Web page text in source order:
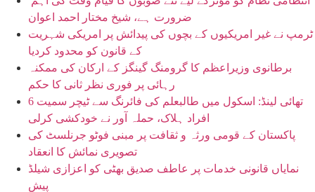
ضرورت ہے، شیخ مختار احمد اعوان
ٹرمپ نے غیر امریکیوں کے بچوں کی پیدائش پر امریکی شہریت
کے قانون کو محدود کردیا
برطانوی وزیراعظم کا گرومنگ گینگز کے ارکان کی ممکنہ
رہائی پر فوری نظر ثانی کا حکم
تھائی لینڈ: اسکول میں طالبعلم کی فائرنگ سے ٹیچر سمیت 6
افراد ہلاک، حملہ آور نے خودکشی کرلی
پاکستان کے قومی ورثہ و ثقافت پر مبنی فوٹو جرنلسٹ کی
تصویری نمائش کا انعقاد
نمایاں قانونی خدمات پر عاطف صدیق بھٹی کو اعزازی شیلڈ
پیش